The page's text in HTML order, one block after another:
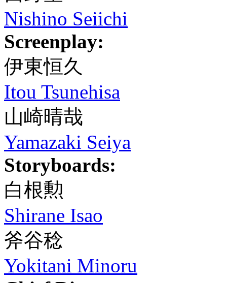
Nishino Seiichi
Screenplay:
伊東恒久
Itou Tsunehisa
山崎晴哉
Yamazaki Seiya
Storyboards:
白根勲
Shirane Isao
斧谷稔
Yokitani Minoru